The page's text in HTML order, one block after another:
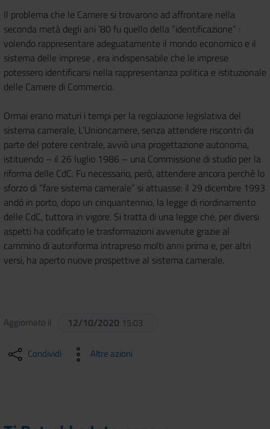
Il problema che le Camere si trovarono ad affrontare nella
seconda metà degli ani ’80 fu quello della “identificazione” :
volendo rappresentare adeguatamente il mondo economico e il
sistema delle imprese , era indispensabile che le imprese
potessero identificarsi nella rappresentanza politica e istituzionale
delle Camere di Commercio.
Ormai erano maturi i tempi per la regolazione legislativa del
sistema camerale, L’Unioncamere, senza attendere riscontri da
parte del potere centrale, avviò una progettazione autonoma,
istituendo – il 26 luglio 1986 – una Commissione di studio per la
riforma delle CdC. Fu necessario, però, attendere ancora perché lo
sforzo di “fare sistema camerale” si attuasse: il 29 dicembre 1993
andò in porto, dopo un cinquantennio, la legge di riordinamento
delle CdC, tuttora in vigore. Si tratta di una legge che, per diversi
aspetti ha codificato le trasformazioni avvenute grazie al
cammino di autoriforma intrapreso molti anni prima e, per altri
versi, ha aperto nuove prospettive al sistema camerale.
Aggiornato il 12/10/2020 15:03
Condividi Altre azioni